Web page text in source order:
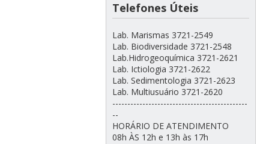
Telefones Úteis
Lab. Marismas 3721-2549
Lab. Biodiversidade 3721-2548
Lab.Hidrogeoquímica 3721-2621
Lab. Ictiologia 3721-2622
Lab. Sedimentologia 3721-2623
Lab. Multiusuário 3721-2620
---------------------------------------------
--
HORÁRIO DE ATENDIMENTO
08h ÀS 12h e 13h às 17h